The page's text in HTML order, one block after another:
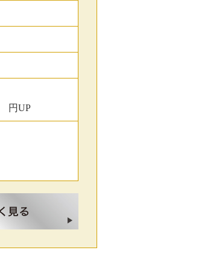
円UP